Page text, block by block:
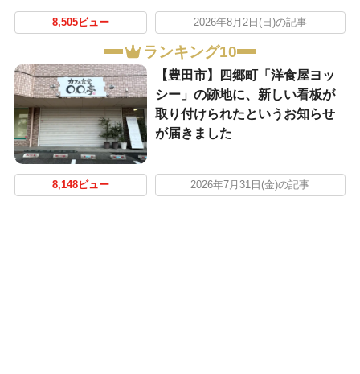
8,505ビュー 2026年8月2日(日)の記事
ランキング10
【豊田市】四郷町「洋食屋ヨッ
シー」の跡地に、新しい看板が
取り付けられたというお知らせ
が届きました
8,148ビュー 2026年7月31日(金)の記事